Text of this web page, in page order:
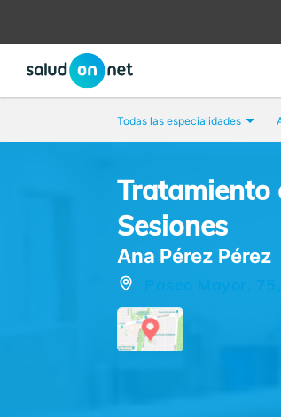
Todas las especialidades
Tratamiento
Sesiones
Ana Pérez Pérez